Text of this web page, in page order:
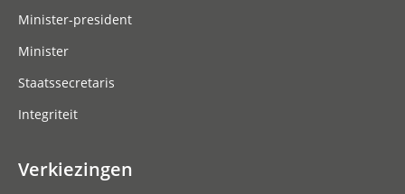
Minister-president
Minister
Staatssecretaris
Integriteit
Verkiezingen